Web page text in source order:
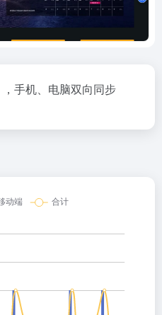
，手机、电脑双向同步